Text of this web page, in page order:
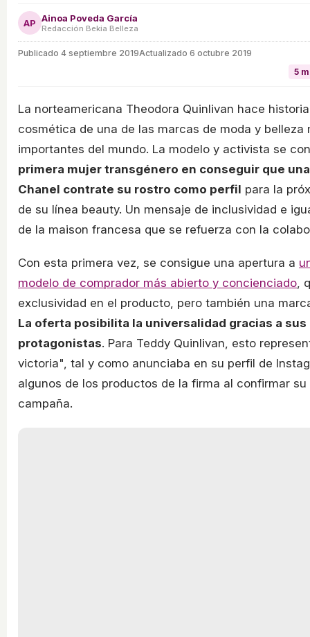
AP Ainoa Poveda García
Redacción Bekia Belleza
Publicado 4 septiembre 2019Actualizado 6 octubre 2019
5
La norteamericana Theodora Quinlivan hace
cosmética de una de las marcas de moda y belleza
importantes del mundo. La modelo y activista se
primera mujer transgénero en conseguir que
Chanel contrate su rostro como perfil para la
de su línea beauty. Un mensaje de inclusividad e
de la maison francesa que se refuerza con la
Con esta primera vez, se consigue una apertura a
modelo de comprador más abierto y concienciado,
exclusividad en el producto, pero también una
La oferta posibilita la universalidad gracias a sus
protagonistas. Para Teddy Quinlivan, esto
victoria", tal y como anunciaba en su perfil de
algunos de los productos de la firma al confirmar su
campaña.